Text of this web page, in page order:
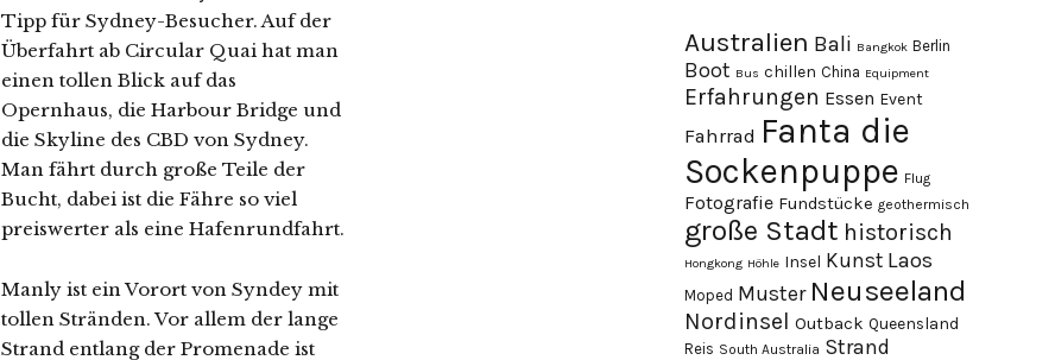
Tipp für Sydney-Besucher. Auf der
Überfahrt ab Circular Quai hat man
einen tollen Blick auf das
Opernhaus, die Harbour Bridge und
die Skyline des CBD von Sydney.
Man fährt durch große Teile der
Bucht, dabei ist die Fähre so viel
preiswerter als eine Hafenrundfahrt.
Manly ist ein Vorort von Syndey mit
tollen Stränden. Vor allem der lange
Strand entlang der Promenade ist
Australien Bali Bangkok Berlin
Boot Bus chillen China Equipment
Erfahrungen Essen Event
Fahrrad Fanta die
Sockenpuppe Flug
Fotografie Fundstücke geothermisch
große Stadt historisch
Hongkong Höhle Insel Kunst Laos
Moped Muster Neuseeland
Nordinsel Outback Queensland
Reis South Australia Strand